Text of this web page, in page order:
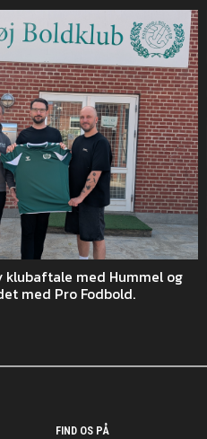
klubaftale med Hummel og
med Pro Fodbold.
FIND OS PÅ